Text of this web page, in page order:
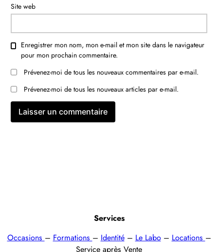
Site web
Enregistrer mon nom, mon e-mail et mon site dans le navigateur
pour mon prochain commentaire.
Prévenez-moi de tous les nouveaux commentaires par e-mail.
Prévenez-moi de tous les nouveaux articles par e-mail.
Services
Occasions – Formations – Identité– Le Labo– Locations –
Service après Vente